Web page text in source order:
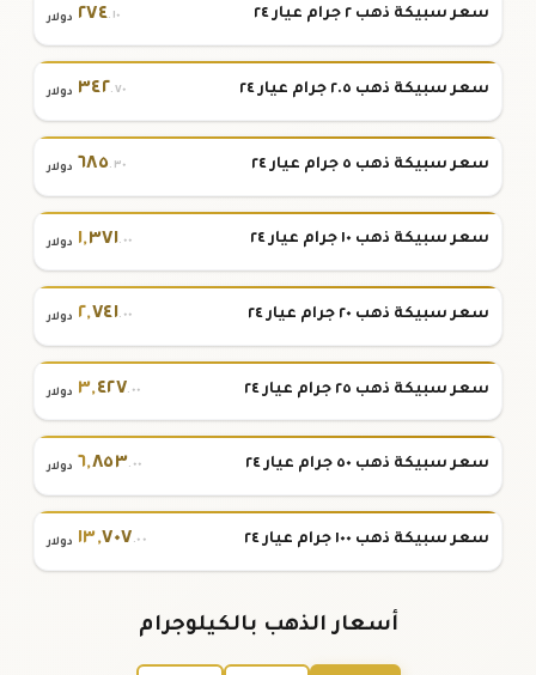
سعر سبيكة ذهب ٢ جرام عيار ٢٤ ٢٧٤.١٠ دولار
سعر سبيكة ذهب ٢.٥ جرام عيار ٢٤ ٣٤٢.٧٠ دولار
سعر سبيكة ذهب ٥ جرام عيار ٢٤ ٦٨٥.٣٠ دولار
سعر سبيكة ذهب ١٠ جرام عيار ٢٤ ١,٣٧١.٠٠ دولار
سعر سبيكة ذهب ٢٠ جرام عيار ٢٤ ٢,٧٤١.٠٠ دولار
سعر سبيكة ذهب ٢٥ جرام عيار ٢٤ ٣,٤٢٧.٠٠ دولار
سعر سبيكة ذهب ٥٠ جرام عيار ٢٤ ٦,٨٥٣.٠٠ دولار
سعر سبيكة ذهب ١٠٠ جرام عيار ٢٤ ١٣,٧٠٧.٠٠ دولار
أسعار الذهب بالكيلوجرام